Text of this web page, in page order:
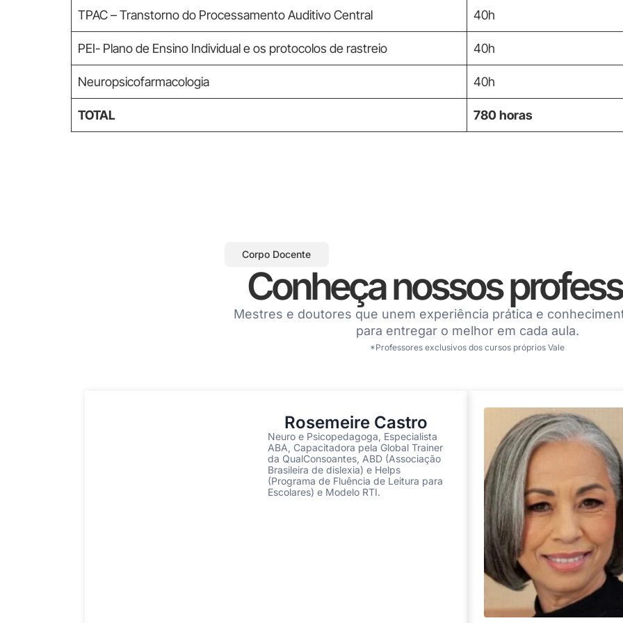
TPAC – Transtorno do Processamento Auditivo Central 40h
PEI- Plano de Ensino Individual e os protocolos de rastreio 40h
Neuropsicofarmacologia 40h
TOTAL 780 horas
Corpo Docente
Conheça nossos
Mestres e doutores que unem experiência prática e
para entregar o melhor em cada aula.
*Professores exclusivos dos cursos próprios Vale
Rosemeire Castro
Neuro e Psicopedagoga, Especialista
ABA, Capacitadora pela Global Trainer
da QualConsoantes, ABD (Associação
Brasileira de dislexia) e Helps
(Programa de Fluência de Leitura para
Escolares) e Modelo RTI.